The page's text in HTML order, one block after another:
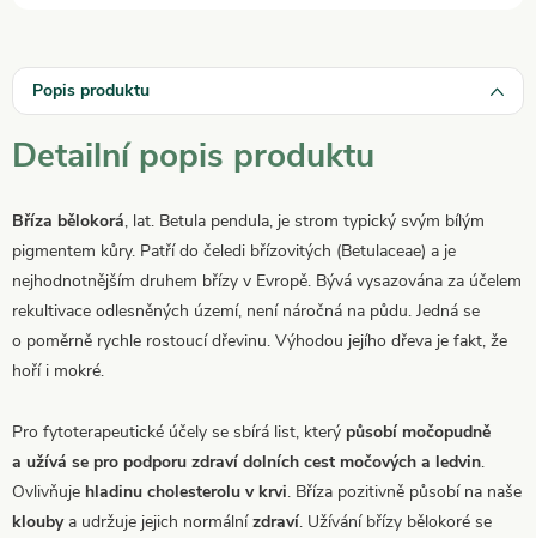
Popis produktu
Detailní popis produktu
Bříza bělokorá, lat. Betula pendula, je strom typický svým bílým
pigmentem kůry. Patří do čeledi břízovitých (Betulaceae) a je
nejhodnotnějším druhem břízy v Evropě. Bývá vysazována za účelem
rekultivace odlesněných území, není náročná na půdu. Jedná se
o poměrně rychle rostoucí dřevinu. Výhodou jejího dřeva je fakt, že
hoří i mokré.
Pro fytoterapeutické účely se sbírá list, který působí močopudně
a užívá se pro podporu zdraví dolních cest močových a ledvin.
Ovlivňuje hladinu cholesterolu v krvi. Bříza pozitivně působí na naše
kloubya udržuje jejich normálnízdraví. Užívání břízy bělokoré se